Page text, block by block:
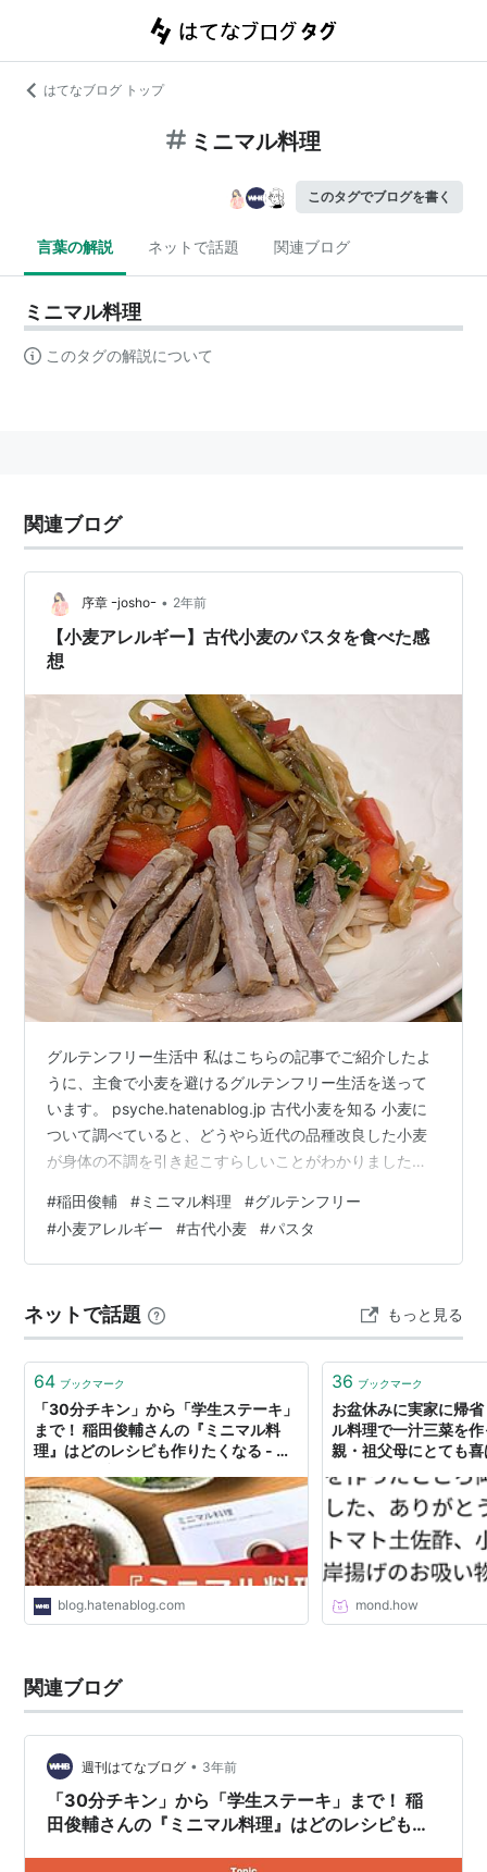
はてなブログ トップ
ミニマル料理
このタグでブログを書く
言葉の解説 ネットで話題 関連ブログ
ミニマル料理
このタグの解説について
関連ブログ
序章 ｰjoshoｰ • 2年前
【小麦アレルギー】古代小麦のパスタを食べた感
想
グルテンフリー生活中 私はこちらの記事でご紹介したよ
うに、主食で小麦を避けるグルテンフリー生活を送って
います。 psyche.hatenablog.jp 古代小麦を知る 小麦に
ついて調べていると、どうやら近代の品種改良した小麦
が身体の不調を引き起こすらしいことがわかりました。
小麦の良さを知ろう | Villa Lodola(ヴィラロドラ) | 株式
会社ミルボン） こちらの記事を読んで、品種改良される
前の古代小麦なら食べても体調が悪くならないかもしれ
くれました👏 ALCE NERO(ア…
#稲田俊輔 #ミニマル料理 #グルテンフリー
#小麦アレルギー #古代小麦 #パスタ
ネットで話題 もっと見る
64 ブックマーク
「30分チキン」から「学生ステーキ」
まで！ 稲田俊輔さんの『ミニマル料
理』はどのレシピも作りたくなる - 週
blog.hatenablog.com
36 ブックマーク
お盆休みに実家に帰
ル料理で一汁三菜を
親・祖父母にとても
ト土佐酢、小松菜ご
魚河岸揚げのお吸い
いう私の中の定番メ
いものを選びました
ト土佐酢を非常に喜
したメニューが好き
mond.how
関連ブログ
週刊はてなブログ • 3年前
「30分チキン」から「学生ステーキ」まで！ 稲
田俊輔さんの『ミニマル料理』はどのレシピも作